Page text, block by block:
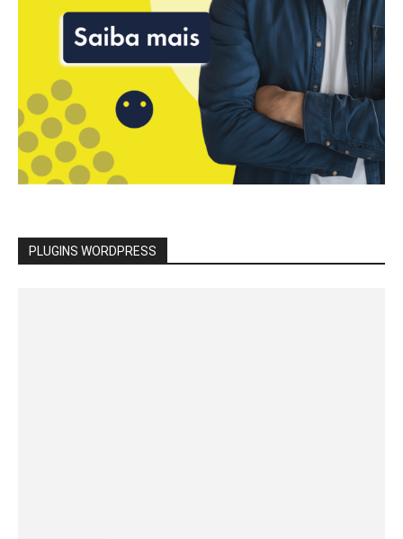
PLUGINS WORDPRESS